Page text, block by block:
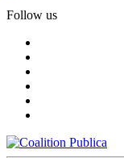
Follow us